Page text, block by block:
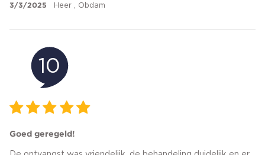
3/3/2025 Heer , Obdam
10
Goed geregeld!